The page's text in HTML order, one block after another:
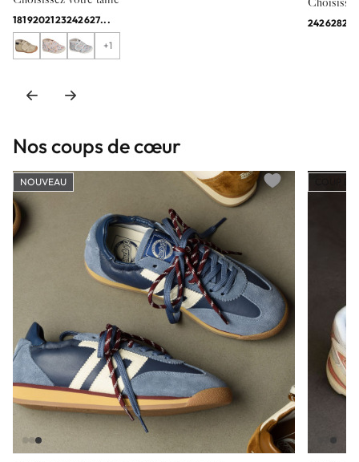
1819202123242627...
+1
24262829
Nos coups de cœur
NOUVEAU
Add to wishlist